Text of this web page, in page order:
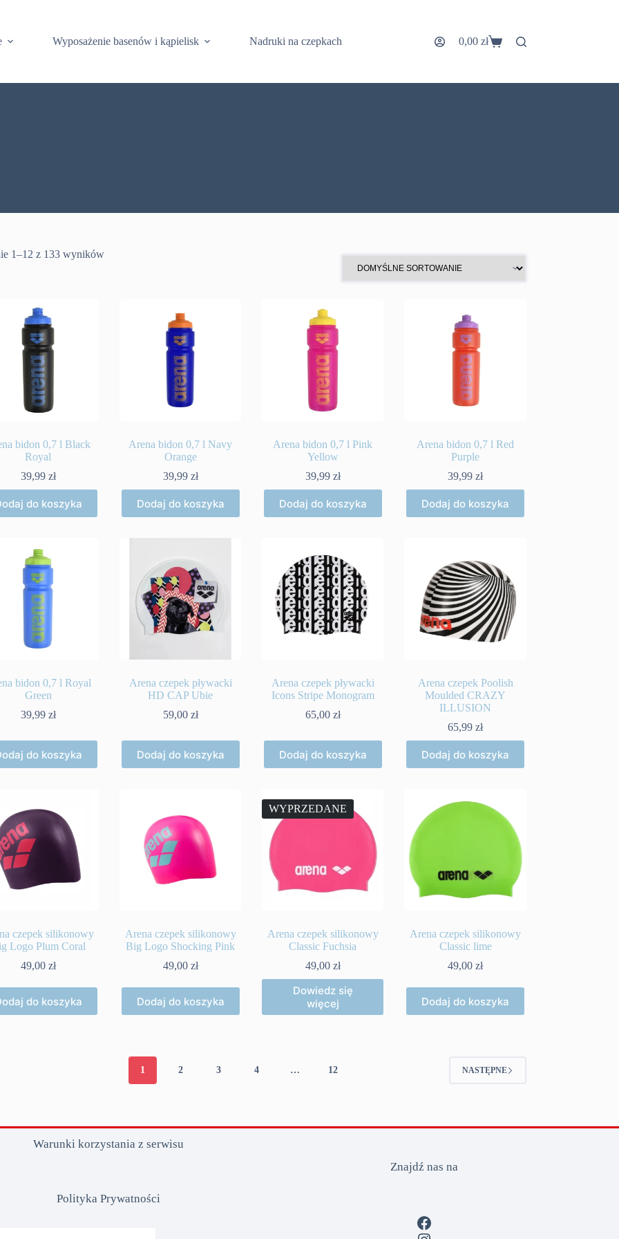
Wyposażenie basenów i kąpielisk Nadruki na czepkach Koszyk
0,00 zł
1–12 z 133 wyników
bidon 0,7 l Black
Royal
39,99 zł
do koszyka
Arena bidon 0,7 l Navy
Orange
39,99 zł
Dodaj do koszyka
Arena bidon 0,7 l Pink
Yellow
39,99 zł
Dodaj do koszyka
Arena bidon 0,7 l Red
Purple
39,99 zł
Dodaj do koszyka
bidon 0,7 l Royal
Green
39,99 zł
do koszyka
Arena czepek pływacki
HD CAP Ubie
59,00 zł
Dodaj do koszyka
Arena czepek pływacki
Icons Stripe Monogram
65,00 zł
Dodaj do koszyka
Arena czepek Poolish
Moulded CRAZY
ILLUSION
65,99 zł
Dodaj do koszyka
czepek silikonowy
Logo Plum Coral
49,00 zł
do koszyka
Arena czepek silikonowy
Big Logo Shocking Pink
49,00 zł
Dodaj do koszyka
WYPRZEDANE
Arena czepek silikonowy
Classic Fuchsia
49,00 zł
Dowiedz się
więcej
Arena czepek silikonowy
Classic lime
49,00 zł
Dodaj do koszyka
1 2 3 4 … 12 NASTĘPNE
Warunki korzystania z serwisu
Polityka Prywatności
Znajdź nas na
Facebook